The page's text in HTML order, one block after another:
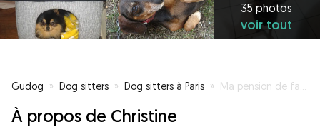
35 photos
voir tout
Gudog » Dog sitters » Dog sitters à Paris » Ma pension de famille : A family in Paris
À propos de Christine